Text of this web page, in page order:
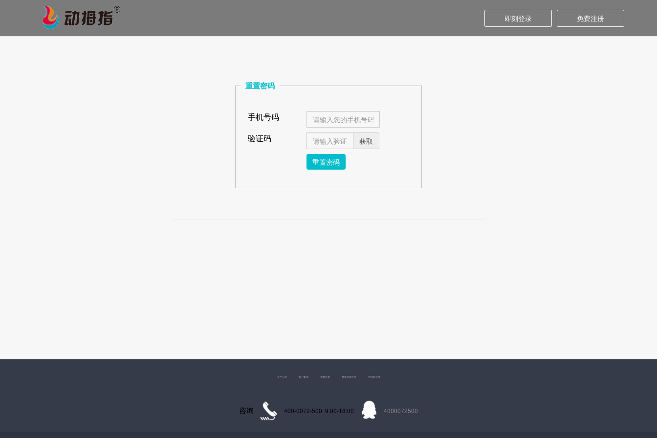
即刻登录 免费注册
重置密码
手机号码
验证码
获取
重置密码
关于公司 客户案例 免费注册 登录管理平台 代理商登录
咨询 400-0072-500 9:00-18:00 4000072500